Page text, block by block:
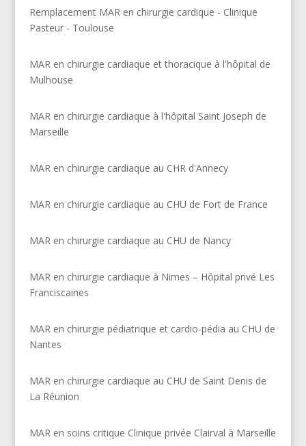
Remplacement MAR en chirurgie cardique - Clinique
Pasteur - Toulouse
MAR en chirurgie cardiaque et thoracique à l'hôpital de
Mulhouse
MAR en chirurgie cardiaque à l'hôpital Saint Joseph de
Marseille
MAR en chirurgie cardiaque au CHR d'Annecy
MAR en chirurgie cardiaque au CHU de Fort de France
MAR en chirurgie cardiaque au CHU de Nancy
MAR en chirurgie cardiaque à Nimes – Hôpital privé Les
Franciscaines
MAR en chirurgie pédiatrique et cardio-pédia au CHU de
Nantes
MAR en chirurgie cardiaque au CHU de Saint Denis de
La Réunion
MAR en soins critique Clinique privée Clairval à Marseille